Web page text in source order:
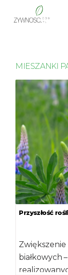
MIESZANKI
Przyszłość
białkowych